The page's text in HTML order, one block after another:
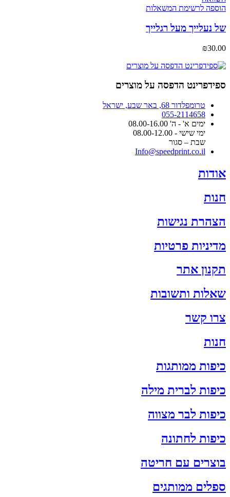
הוספה לרשימת המשאלות
של נעלייך מעל רגלייך
₪30.00
ספידפרינט הדפסה על מוצרים
טרומפלדור 68, באר שבע, ישראל
055-2114658
ימים א' - ה' 08.00-16.00
ימי שישי - 08.00-12.00
שבת – סגור
Info@speedprint.co.il
אודות
חנות
הצהרת נגישות
מדיניות פרטיות
תקנון אתר
שאלות ותשובות
צרו קשר
חנות
כיפות ממותגות
כיפות לברית מילה
כיפות לבר מצווה
כיפות לחתונה
בוצרים עם חריטה
ספלים ממותגים